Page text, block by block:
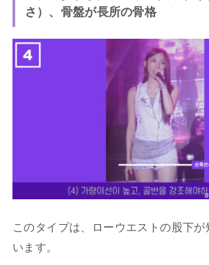
さ）、骨盤が長所の骨格
このタイプは、ローウエストの股下
います。